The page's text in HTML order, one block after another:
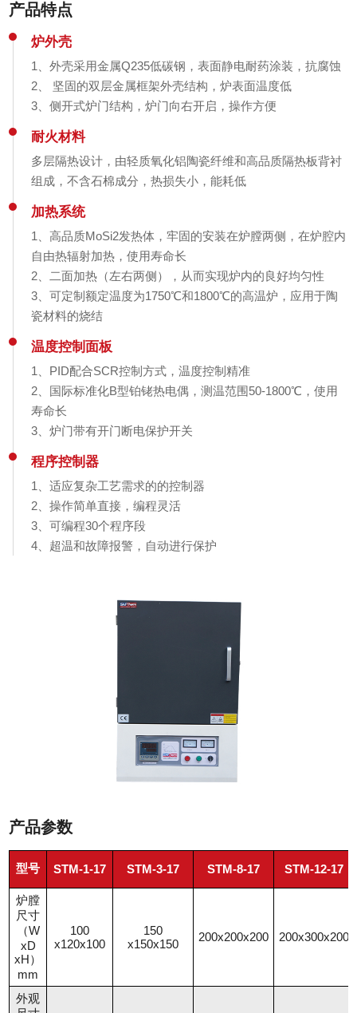
产品特点
炉外壳
1、外壳采用金属Q235低碳钢，表面静电耐药涂装，抗腐蚀
2、 坚固的双层金属框架外壳结构，炉表面温度低
3、侧开式炉门结构，炉门向右开启，操作方便
耐火材料
多层隔热设计，由轻质氧化铝陶瓷纤维和高品质隔热板背衬
组成，不含石棉成分，热损失小，能耗低
加热系统
1、高品质MoSi2发热体，牢固的安装在炉膛两侧，在炉腔内
自由热辐射加热，使用寿命长
2、二面加热（左右两侧），从而实现炉内的良好均匀性
3、可定制额定温度为1750℃和1800℃的高温炉，应用于陶
瓷材料的烧结
温度控制面板
1、PID配合SCR控制方式，温度控制精准
2、国际标准化B型铂铑热电偶，测温范围50-1800℃，使用
寿命长
3、炉门带有开门断电保护开关
程序控制器
1、适应复杂工艺需求的的控制器
2、操作简单直接，编程灵活
3、可编程30个程序段
4、超温和故障报警，自动进行保护
产品参数
型号 STM-1-17 STM-3-17 STM-8-17 STM-12-17
炉膛
尺寸
（W
xD
xH）
mm
100
x120x100
150
x150x150
200x200x200 200x300x200
外观